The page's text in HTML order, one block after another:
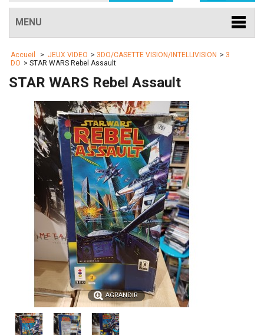
MENU
Accueil > JEUX VIDEO > 3DO/CASETTE VISION/INTELLIVISION > 3
DO > STAR WARS Rebel Assault
STAR WARS Rebel Assault
AGRANDIR